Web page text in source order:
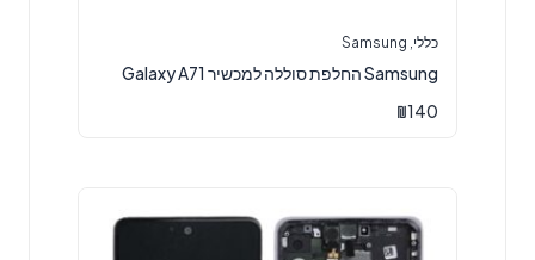
כללי Samsung
Samsung החלפת סוללה למכשיר Galaxy A71
₪140